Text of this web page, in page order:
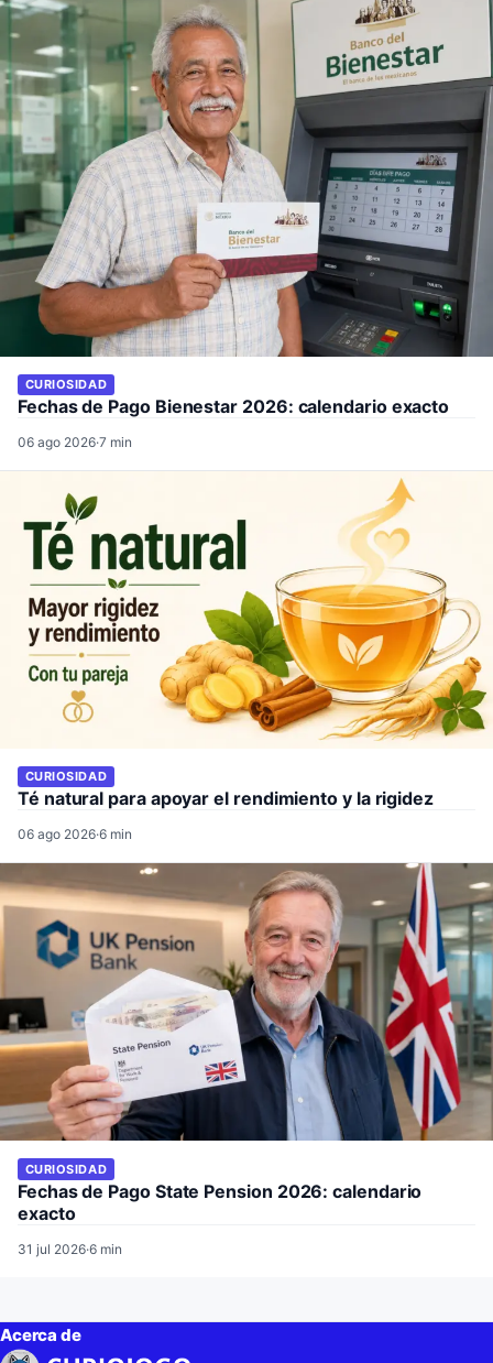
CURIOSIDAD
Fechas de Pago Bienestar 2026: calendario exacto
06 ago 2026·7 min
CURIOSIDAD
Té natural para apoyar el rendimiento y la rigidez
06 ago 2026·6 min
CURIOSIDAD
Fechas de Pago State Pension 2026: calendario
exacto
31 jul 2026·6 min
Acerca de